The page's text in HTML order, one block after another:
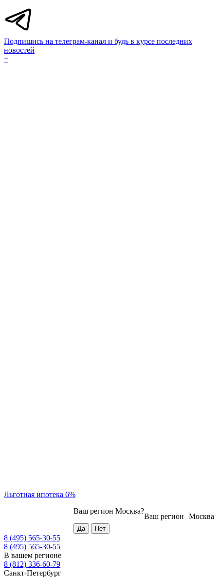
Подпишись на телеграм-канал и будь в курсе последних
новостей
+
Льготная ипотека 6%
Москва
Ваш регион
Ваш регион Москва?
8 (495) 565-30-55
8 (495) 565-30-55
В вашем регионе
8 (812) 336-60-79
Санкт-Петербург